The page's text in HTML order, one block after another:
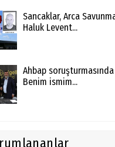
Sancaklar, Arca
Haluk Levent...
Ahbap
Benim ismim...